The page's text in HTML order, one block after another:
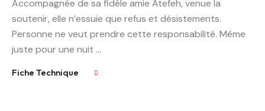
Accompagnée de sa fidèle amie Atefeh, venue la
soutenir, elle n’essuie que refus et désistements.
Personne ne veut prendre cette responsabilité. Même
juste pour une nuit ...
Fiche Technique